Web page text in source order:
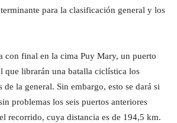
para la clasificación general y los
con final en la cima Puy Mary, un puerto
que librarán una batalla ciclística los
de la general. Sin embargo, esto se dará si
problemas los seis puertos anteriores
recorrido, cuya distancia es de 194,5 km.